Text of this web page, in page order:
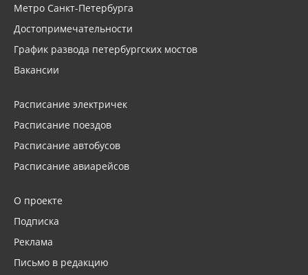
Метро Санкт-Петербурга
Достопримечательности
График развода петербургских мостов
Вакансии
Расписание электричек
Расписание поездов
Расписание автобусов
Расписание авиарейсов
О проекте
Подписка
Реклама
Письмо в редакцию